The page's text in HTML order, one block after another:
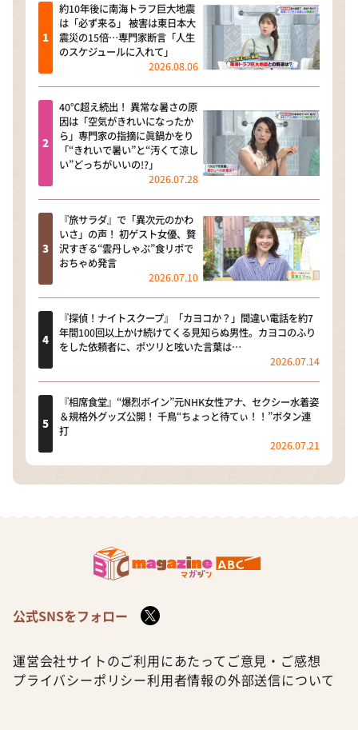
約10年後に南海トラフ巨大地震
は「必ず来る」 被害は東日本大
震災の15倍…専門家断言「人生
のスケジュールに入れて」
2026.08.06
40℃超え続出！ 異常な暑さの原
因は「空気がきれいになったか
ら」専門家の指摘に眞鍋かをり
「“きれいで暑い”と“汚くて涼し
い”どっちがいいの!?」
2026.07.28
『旅サラダ』で「異次元のかわ
いさ」の声！ 初ゲスト女優、贅
沢すぎる“雲丹しゃぶ”食リポで
おちゃめ発言
2026.07.10
『探偵！ナイトスクープ』「カヨコか？」間違い電話を約7
年間100回以上かけ続けてくる見知らぬ男性。カヨコのふり
をした依頼者に、ポツリと呟いた言葉は…
2026.07.14
『相席食堂』“爆烈ボイン”元NHK女性アナ、セクシー水着姿
＆規格外グッズ公開！ 千鳥“ちょっと待てぃ！！”ボタン連
打
2026.07.21
公式SNSをフォロー
運営会社サイトのご利用にあたって ご意見・ご感想
プライバシーポリシー利用者情報の外部送信について